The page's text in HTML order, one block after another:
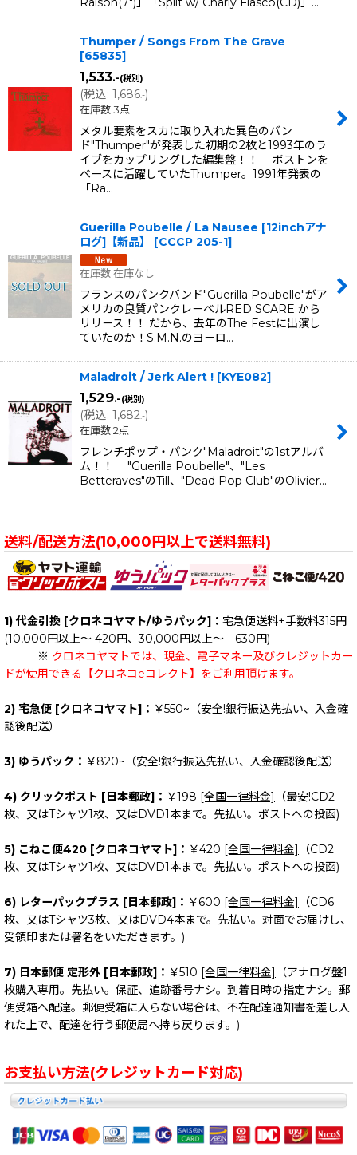
Thumper / Songs From The Grave
[65835]
1,533.-(税別)
(税込: 1,686.-)
在庫数 3点
メタル要素をスカに取り入れた異色のバン
ド"Thumper"が発表した初期の2枚と1993年のラ
イブをカップリングした編集盤！！ ボストンを
ベースに活躍していたThumper。1991年発表の
「Ra…
Guerilla Poubelle / La Nausee [12inchアナ
ログ]【新品】
[CCCP 205-1]
在庫数 在庫なし
フランスのパンクバンド"Guerilla Poubelle"がア
メリカの良質パンクレーベルRED SCARE から
リリース！！ だから、去年のThe Festに出演し
ていたのか！S.M.N.のヨーロ…
Maladroit / Jerk Alert ! [KYE082]
1,529.-(税別)
(税込: 1,682.-)
在庫数 2点
フレンチポップ・パンク"Maladroit"の1stアルバ
ム！！ "Guerilla Poubelle"、"Les
Betteraves"のTill、"Dead Pop Club"のOlivier…
送料/配送方法(10,000円以上で送料無料)
1) 代金引換 [クロネコヤマト/ゆうパック]： 宅急便送料+手数料315円
(10,000円以上～ 420円、30,000円以上～ 630円)
※ クロネコヤマトでは、現金、電子マネー及びクレジットカー
ドが使用できる【クロネコeコレクト】をご利用頂けます。
2) 宅急便 [クロネコヤマト]： ￥550~（安全!銀行振込先払い、入金確
認後配送）
3) ゆうパック： ￥820~（安全!銀行振込先払い、入金確認後配送）
4) クリックポスト [日本郵政]： ￥198 [全国一律料金]
（最安!CD2
枚、又はTシャツ1枚、又はDVD1本まで。先払い。ポストへの投函)
5) こねこ便420 [クロネコヤマト]： ￥420 [全国一律料金]
（CD2
枚、又はTシャツ1枚、又はDVD1本まで。先払い。ポストへの投函)
6) レターパックプラス [日本郵政]： ￥600 [全国一律料金]
（CD6
枚、又はTシャツ3枚、又はDVD4本まで。先払い。対面でお届けし、
受領印または署名をいただきます。)
7) 日本郵便 定形外 [日本郵政]： ￥510 [全国一律料金]
（アナログ盤1
枚購入専用。先払い。保証、追跡番号ナシ。到着日時の指定ナシ。郵
便受箱へ配達。郵便受箱に入らない場合は、不在配達通知書を差し入
れた上で、配達を行う郵便局へ持ち戻ります。)
お支払い方法(クレジットカード対応)